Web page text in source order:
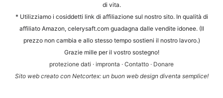
di vita.
* Uti­liz­zia­mo i cosid­det­ti link di affi­lia­zio­ne sul nos­tro sito. In qua­li­tà di
affi­li­a­to Ama­zon, cele​ry​saft​.com gua­d­a­gna dal­le ven­dite ido­nee. (Il
prez­zo non cam­bia e allo stes­so tem­po sos­ti­eni il nos­tro lavoro.)
Gra­zie mil­le per il vos­tro sostegno!
pro­te­zio­ne dati · impron­ta · Con­tat­to · Dona­re
Sito web crea­to con Net­cortex: un buon web design diven­ta semplice!